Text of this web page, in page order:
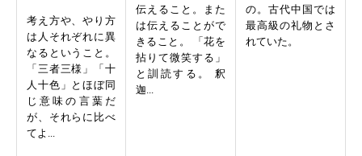
考え方や、やり方
は人それぞれに異
なるということ。
「三者三様」「十
人十色」とほぼ同
じ意味の言葉だ
が、それらに比べ
てよ...
伝えること。また
は伝えることがで
きること。 「花を
拈りて微笑する」
と訓読する。 釈
迦...
の。古代中国では
最高級の礼物とさ
れていた。